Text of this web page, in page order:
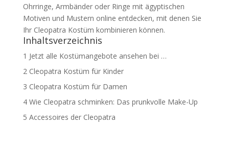
Ohrringe, Armbänder oder Ringe mit ägyptischen
Motiven und Mustern online entdecken, mit denen Sie
Ihr Cleopatra Kostüm kombinieren können.
Inhaltsverzeichnis
1 Jetzt alle Kostümangebote ansehen bei …
2Cleopatra Kostüm für Kinder
3 Cleopatra Kostüm für Damen
4Wie Cleopatra schminken: Das prunkvolle Make-Up
5 Accessoires der Cleopatra